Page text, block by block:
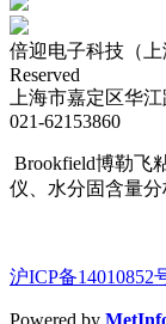
倍迎电子科技（
Reserved
上海市嘉定区华
021-62153860
Brookfield博勒飞
仪、水分固含量
沪ICP备14010852